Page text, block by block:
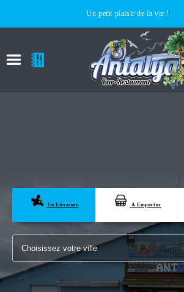
Un petit plaisir de la vie !
LA CARTE
VOTRE COMPTE
NOTRE RESTAURANT
VOS AVIS
En Livraison A Emporter